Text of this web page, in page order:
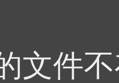
文件